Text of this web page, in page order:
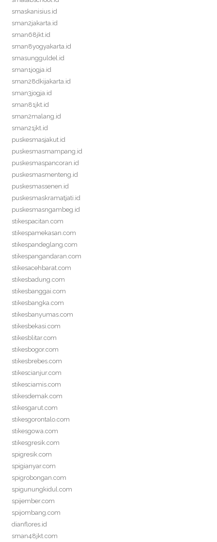
smaskanisius.id
sman2jakarta.id
sman68jkt.id
sman8yogyakarta.id
smasungguldel.id
sman1jogja.id
sman28dkijakarta.id
sman3jogja.id
sman81jkt.id
sman2malang.id
sman21jkt.id
puskesmasjakut.id
puskesmasmampang.id
puskesmaspancoran.id
puskesmasmenteng.id
puskesmassenen.id
puskesmaskramatjati.id
puskesmasngambeg.id
stikespacitan.com
stikespamekasan.com
stikespandeglang.com
stikespangandaran.com
stikesacehbarat.com
stikesbadung.com
stikesbanggai.com
stikesbangka.com
stikesbanyumas.com
stikesbekasi.com
stikesblitar.com
stikesbogor.com
stikesbrebes.com
stikescianjur.com
stikesciamis.com
stikesdemak.com
stikesgarut.com
stikesgorontalo.com
stikesgowa.com
stikesgresik.com
spigresik.com
spigianyar.com
spigrobongan.com
spigunungkidul.com
spijember.com
spijombang.com
dianflores.id
sman48jkt.com